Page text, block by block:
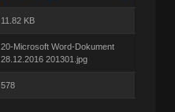
11.82 KB
20-Microsoft Word-Dokument
28.12.2016 201301.jpg
578